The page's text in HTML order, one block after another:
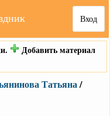
Вход
Добавить материал
Татьяна/